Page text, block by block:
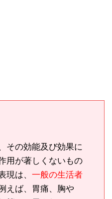
その効能及び効果に
用が著しくないもの
現は、 一般の生活者
例えば、胃痛、胸や